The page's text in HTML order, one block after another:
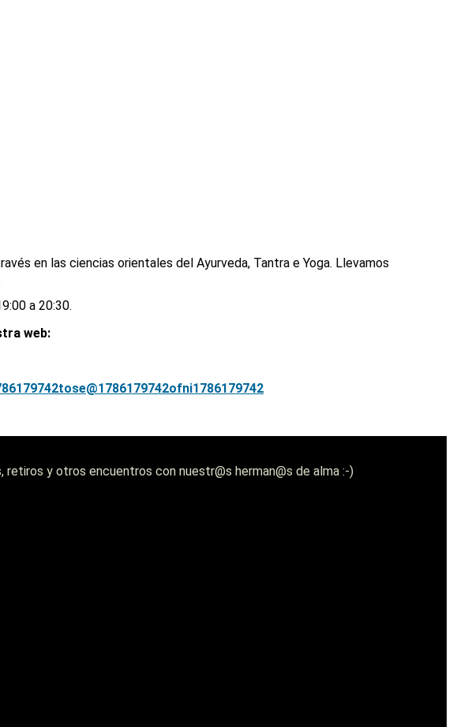
en las ciencias orientales del Ayurveda, Tantra e Yoga. Llevamos
a 20:30.
web:
tose@1786179742ofni1786179742
y otros encuentros con nuestr@s herman@s de alma :-)